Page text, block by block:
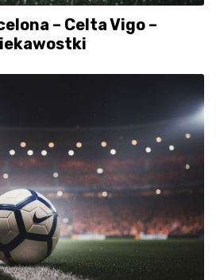
– Celta Vigo –